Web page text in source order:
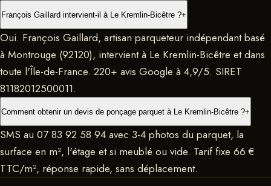
François Gaillard intervient-il à Le Kremlin-Bicêtre ?+
Oui. François Gaillard, artisan parqueteur indépendant basé
à Montrouge (92120), intervient à Le Kremlin-Bicêtre et dans
toute l'Île-de-France. 220+ avis Google à 4,9/5. SIRET
81182012500011.
Comment obtenir un devis de ponçage parquet à Le Kremlin-Bicêtre ?+
SMS au 07 83 92 58 94 avec 3-4 photos du parquet, la
surface en m², l'étage et si meublé ou vide. Tarif fixe 66 €
TTC/m², réponse rapide, sans déplacement.